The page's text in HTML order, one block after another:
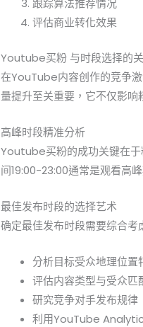
跟踪算法推荐情况
评估商业转化效果
Youtube买粉 与时段选择的
在YouTube内容创作的竞争
量提升至关重要，它不仅影响
高峰时段精准分析
Youtube买粉的成功关键在于
间19:00-23:00通常是观看高
最佳发布时段的选择艺术
确定最佳发布时段需要综合
分析目标受众地理位置
评估内容类型与受众匹
研究竞争对手发布规律
利用YouTube